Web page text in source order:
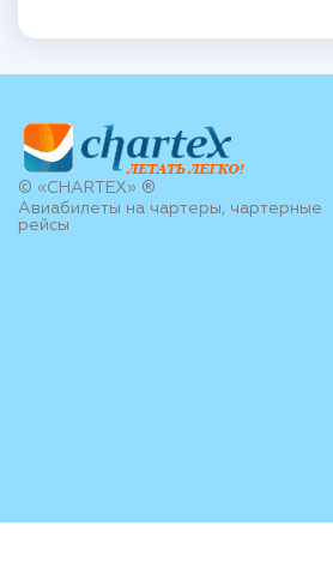
© «CHARTEX» ®
Авиабилеты на чартеры, чартерные
рейсы